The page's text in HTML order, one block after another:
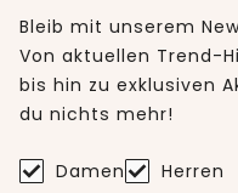
Bleib mit unserem
Von aktuellen Trend-
bis hin zu exklusiven
du nichts mehr!
Damen Herren